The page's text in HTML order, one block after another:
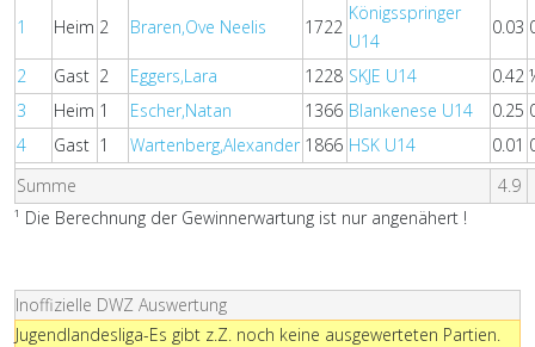
1 Heim 2 Braren,Ove Neelis 1722
Königsspringer
U14
0.03
2 Gast 2 Eggers,Lara 1228 SKJE U14 0.42
3
Heim 1 Escher,Natan 1366 Blankenese U14 0.25
4
Gast 1 Wartenberg,Alexander 1866 HSK U14 0.01
Summe
4.9
¹ Die Berechnung der Gewinnerwartung ist nur angenähert !
Inoffizielle DWZ Auswertung
Jugendlandesliga-Es gibt z.Z. noch keine ausgewerteten Partien.